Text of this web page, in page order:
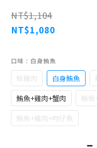
NT$1,104
NT$1,080
口味 : 白身鮪魚
鮮雞肉 白身鮪魚
鮪魚+雞肉+蟹肉
鮪魚
鮪魚+雞肉+吻仔魚